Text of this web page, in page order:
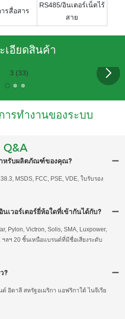
รสื่อสาร
RS485/อินเตอร์เน็ตไร้
สาย
เอียดสินค้า
รทำงานของระบบ
Q&A
หรับผลิตภัณฑ์ของคุณ?
MSDS, FCC, PSE, VDE, ใบรับรอง
เวอร์เตอร์ยี่ห้อใดที่เข้ากันได้กับ?
Pylon, Victron, Solis, SMA, Luxpower,
ฯลฯ 20 ชิ้นเหนือแบรนด์ที่มีชื่อเสียงระดับ
?
อิตาลี สหรัฐอเมริกา แอฟริกาใต้ ไนจีเรีย